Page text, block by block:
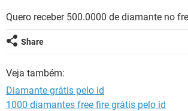
OUTLOOK EXCEL
INSTAGRAM
Quero receber 500.0000 de diamante no
Share
Veja também:
Diamante grátis pelo id
1000 diamantes free fire grátis pelo id